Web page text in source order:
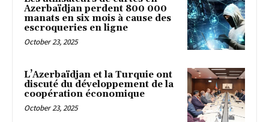
Azerbaïdjan perdent 800 000
manats en six mois à cause des
escroqueries en ligne
October 23, 2025
L’Azerbaïdjan et la Turquie ont
discuté du développement de la
coopération économique
October 23, 2025